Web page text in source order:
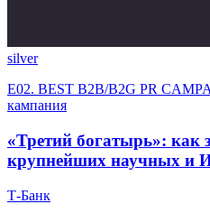
silver
E02. BEST B2B/B2G PR
кампания
«Третий богатырь»: как
крупнейших научных и
Т-Банк